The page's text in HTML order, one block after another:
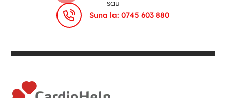
sau
Suna la: 0745 603 880